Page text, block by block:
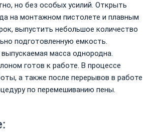
но без особых усилий. Открыть
на монтажном пистолете и плавным
выпустить небольшое количество
подготовленную емкость.
масса однородна.
готов к работе. В процессе
а также после перерывов в работе
по перемешиванию пены.